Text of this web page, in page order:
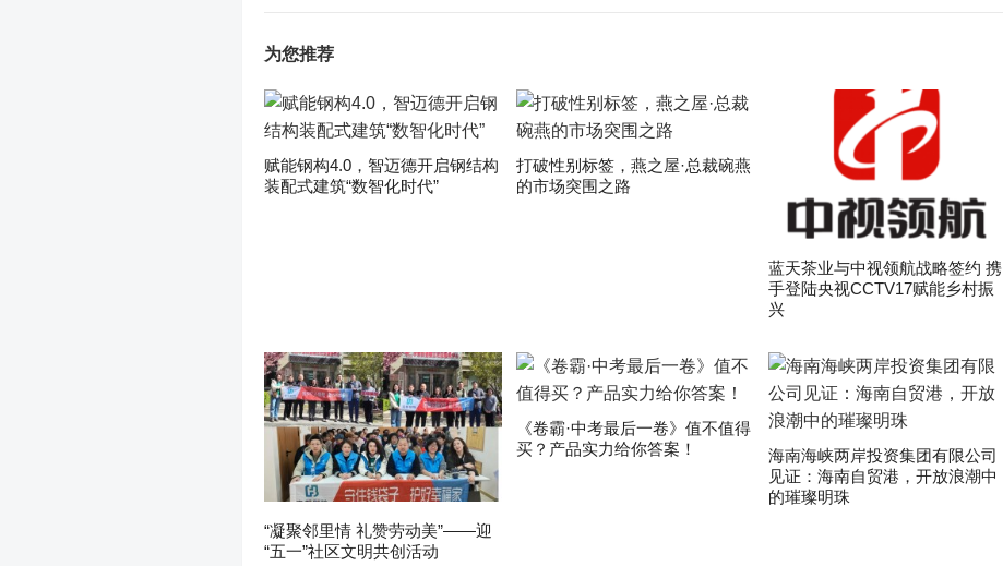
为您推荐
赋能钢构4.0，智迈德开启钢结构
装配式建筑“数智化时代”
打破性别标签，燕之屋·总裁碗燕
的市场突围之路
蓝天茶业与中视领航战略签约 携
手登陆央视CCTV17赋能乡村振
兴
“凝聚邻里情 礼赞劳动美”——迎
“五一”社区文明共创活动
《卷霸·中考最后一卷》值不值得
买？产品实力给你答案！
海南海峡两岸投资集团有限公司
见证：海南自贸港，开放浪潮中
的璀璨明珠